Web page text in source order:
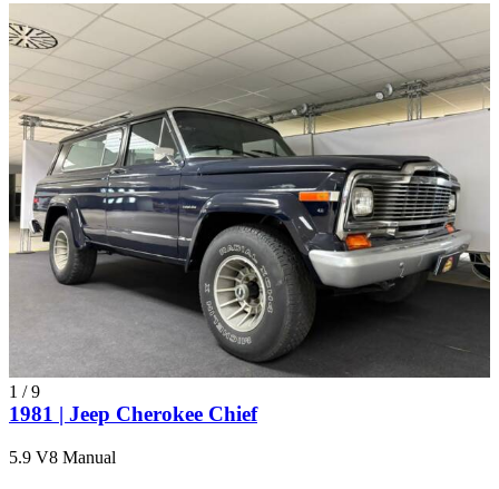
1 /9
1981 | Jeep Cherokee Chief
5.9 V8 Manual